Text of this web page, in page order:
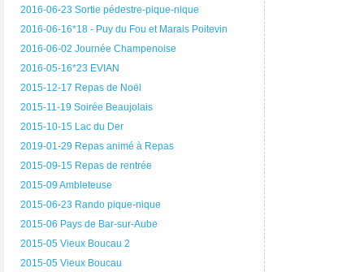
2016-06-23 Sortie pédestre-pique-nique
2016-06-16*18 - Puy du Fou et Marais Poitevin
2016-06-02 Journée Champenoise
2016-05-16*23 EVIAN
2015-12-17 Repas de Noël
2015-11-19 Soirée Beaujolais
2015-10-15 Lac du Der
2019-01-29 Repas animé à Repas
2015-09-15 Repas de rentrée
2015-09 Ambleteuse
2015-06-23 Rando pique-nique
2015-06 Pays de Bar-sur-Aube
2015-05 Vieux Boucau 2
2015-05 Vieux Boucau